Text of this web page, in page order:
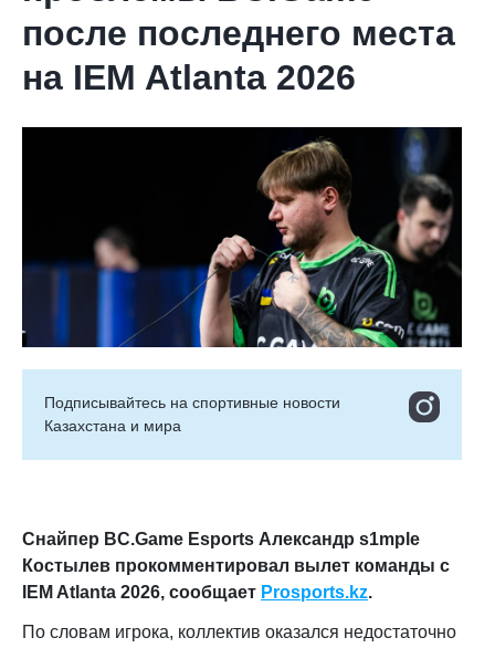
после последнего места
на IEM Atlanta 2026
Подписывайтесь на cпортивные новости
Казахстана и мира
Снайпер BC.Game Esports Александр s1mple
Костылев прокомментировал вылет команды с
IEM Atlanta 2026, сообщает Prosports.kz.
По словам игрока, коллектив оказался недостаточно